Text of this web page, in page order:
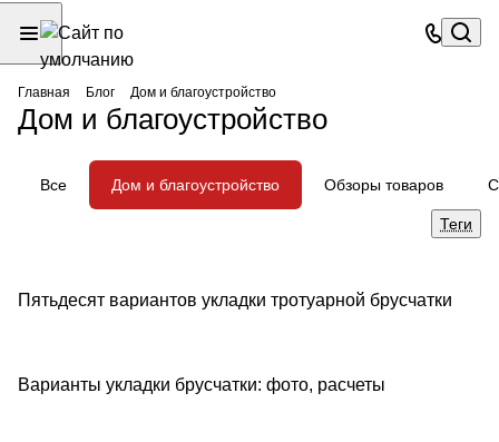
Главная Блог Дом и благоустройство
Дом и благоустройство
Все Дом и благоустройство Обзоры товаров
Теги
Дом и благоустройство
Пятьдесят вариантов укладки тротуарной брусчатки
Дом и благоустройство
Варианты укладки брусчатки: фото, расчеты